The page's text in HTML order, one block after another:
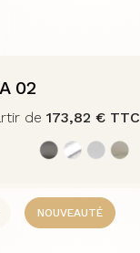
02
de 173,82 € TTC
NOUVEAUTÉ